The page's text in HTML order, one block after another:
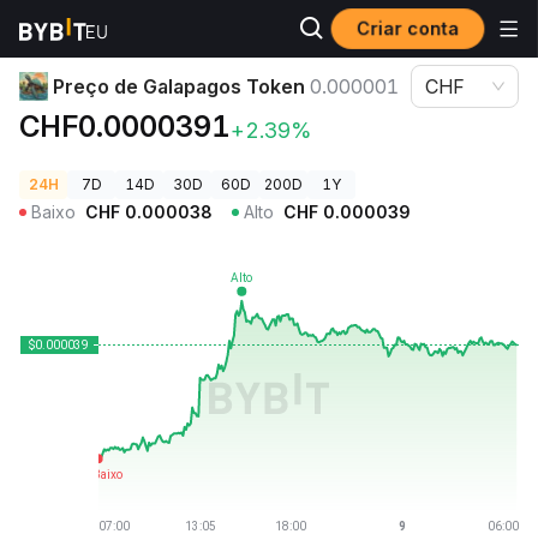
Criar conta
Preços de Criptomoedas Preço de Galapagos Token 0.000001
Preço de Galapagos Token 0.000001
CHF0.0000391+2.39%
CHF
24H 7D 14D 30D 60D 200D 1Y
Baixo CHF 0.000038 Alto CHF 0.000039